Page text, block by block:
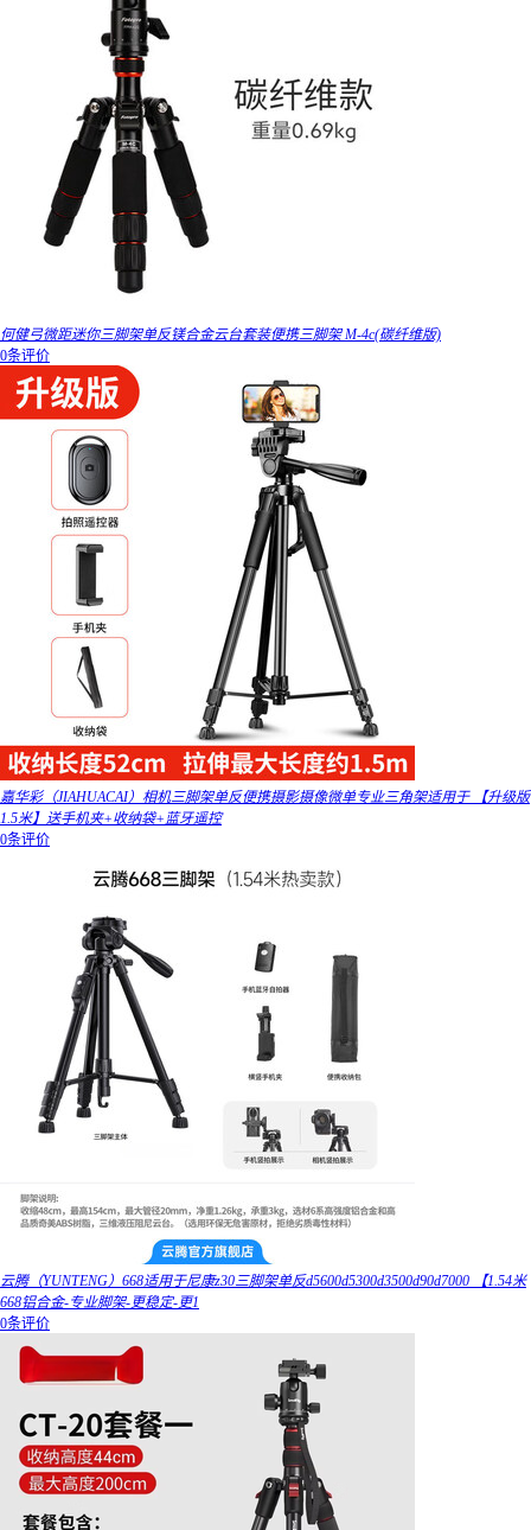
何健弓微距迷你三脚架单反镁合金云台套装便携三脚架 M-4c(碳纤维版)
0条评价
嘉华彩（JIAHUACAI）相机三脚架单反便携摄影摄像微单专业三角架适用于 【升级版
1.5米】送手机夹+收纳袋+蓝牙遥控
0条评价
云腾（YUNTENG）668适用于尼康z30三脚架单反d5600d5300d3500d90d7000 【1.54米
668铝合金-专业脚架-更稳定-更1
0条评价